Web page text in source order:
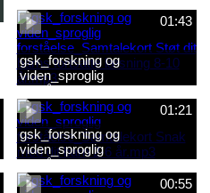
dit barns første læsning 6-8
år.mp3
01:43
gsk_forskning og
viden_sproglig
forståelse_Samtalekort Støt
dit barns fortsatte læsning 8-
10 år.mp3
01:21
gsk_forskning og
viden_sproglig
forståelse_Samtalekort Snak
med dit barn 2-6 år.mp3
00:55